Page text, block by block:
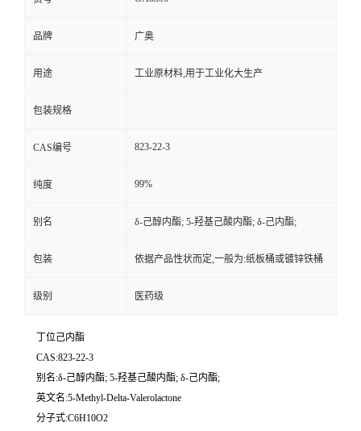
品牌 广奥
用途 工业原材料,用于工业化大生产
包装规格
CAS编号 823-22-3
纯度 99%
别名 δ-己醇内酯; 5-羟基己酸内酯; δ-己内酯;
包装 依据产品性状而定,一般为:纸板桶或镀锌铁桶
级别 医药级
丁位己内酯
CAS:823-22-3
别名:δ-己醇内酯; 5-羟基己酸内酯; δ-己内酯;
英文名:5-Methyl-Delta-Valerolactone
分子式:C6H10O2